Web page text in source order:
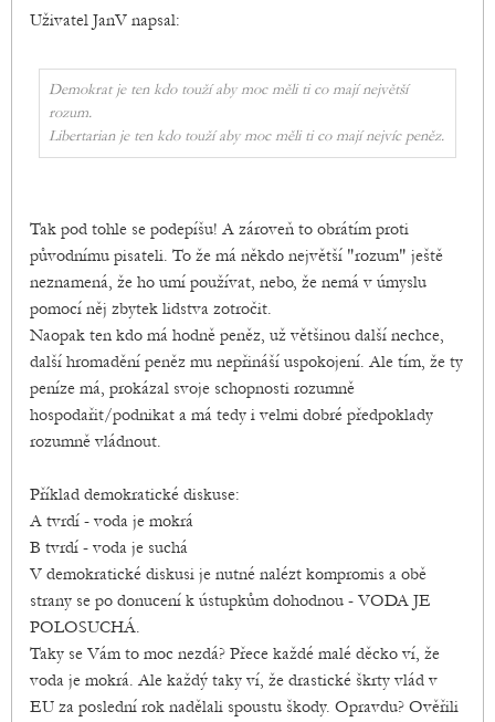
Uživatel JanV napsal:
Demokrat je ten kdo touží aby moc měli ti co mají největší
rozum.
Libertarian je ten kdo touží aby moc měli ti co mají nejvíc peněz.
Tak pod tohle se podepíšu! A zároveň to obrátím proti
původnímu pisateli. To že má někdo největší "rozum" ještě
neznamená, že ho umí používat, nebo, že nemá v úmyslu
pomocí něj zbytek lidstva zotročit.
Naopak ten kdo má hodně peněz, už většinou další nechce,
další hromadění peněz mu nepřináší uspokojení. Ale tím, že ty
peníze má, prokázal svoje schopnosti rozumně
hospodařit/podnikat a má tedy i velmi dobré předpoklady
rozumně vládnout.
Příklad demokratické diskuse:
A tvrdí - voda je mokrá
B tvrdí - voda je suchá
V demokratické diskusi je nutné nalézt kompromis a obě
strany se po donucení k ústupkům dohodnou - VODA JE
POLOSUCHÁ.
Taky se Vám to moc nezdá? Přece každé malé děcko ví, že
voda je mokrá. Ale každý taky ví, že drastické škrty vlád v
EU za poslední rok nadělali spoustu škody. Opravdu? Ověřili